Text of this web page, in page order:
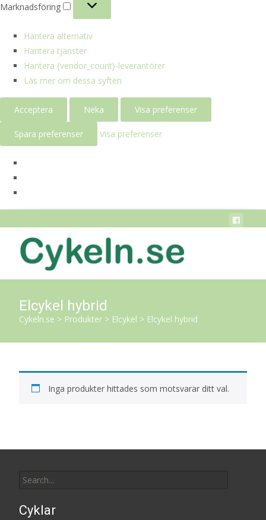
Marknadsföring
Hantera alternativ
Hantera tjänster
Hantera {vendor_count}-leverantörer
Läs mer om dessa syften
Acceptera Neka Visa preferenser
Spara preferenser Visa preferenser
Elcykel hybrid
Cykeln.se > Produkter > Elcykel > Elcykel hybrid
Inga produkter hittades som motsvarar ditt val.
for:
Cyklar